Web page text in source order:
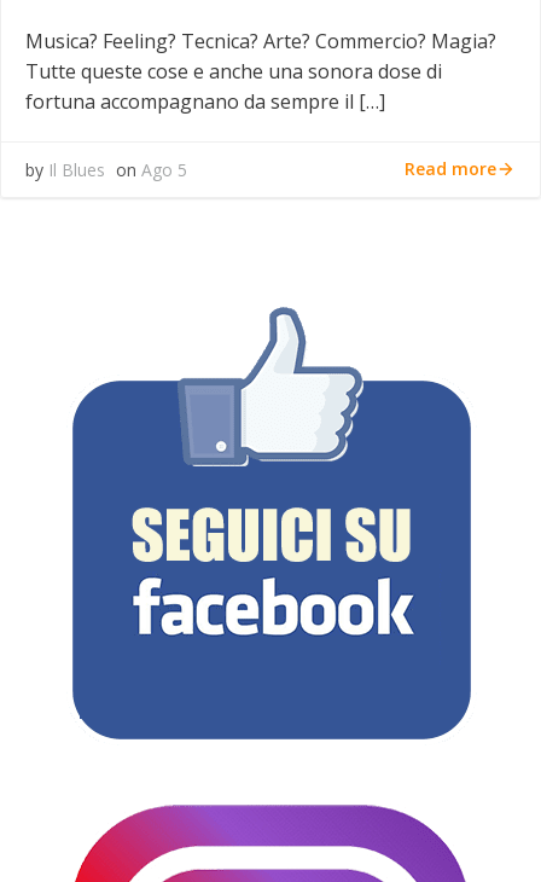
Musica? Feeling? Tecnica? Arte? Commercio? Magia?
Tutte queste cose e anche una sonora dose di
fortuna accompagnano da sempre il […]
by Il Blues on Ago 5 Read more